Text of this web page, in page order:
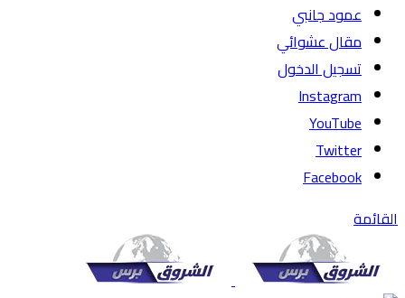
عمود جانبي
مقال عشوائي
تسجيل الدخول
Instagram
YouTube
Twitter
Facebook
القائمة